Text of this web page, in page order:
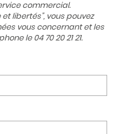
commercial.
libertés", vous pouvez
vous concernant et les
le 04 70 20 21 21.